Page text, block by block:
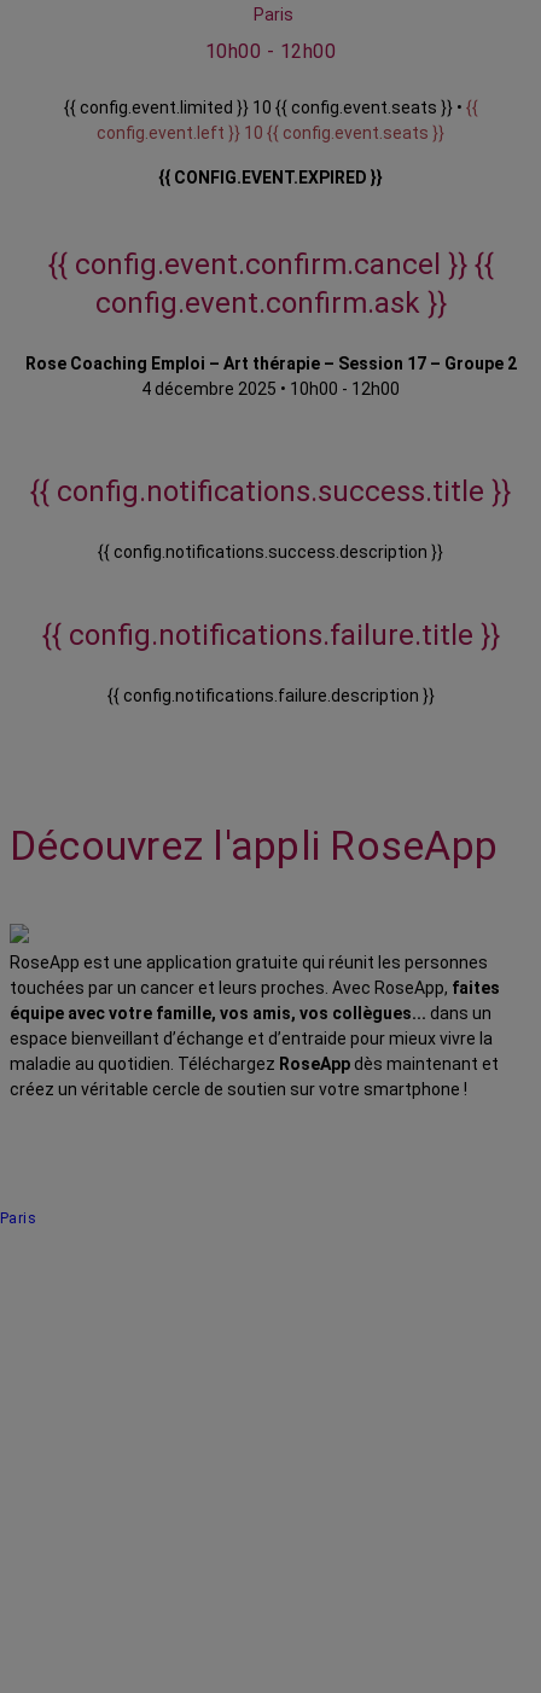
Paris
10h00 - 12h00
{{ config.event.limited }} 10 {{ config.event.seats }} • {{
config.event.left }} 10 {{ config.event.seats }}
{{ CONFIG.EVENT.EXPIRED }}
{{ config.event.confirm.cancel }} {{
config.event.confirm.ask }}
Rose Coaching Emploi – Art thérapie – Session 17 – Groupe 2
4 décembre 2025 • 10h00 - 12h00
{{ config.notifications.success.title }}
{{ config.notifications.success.description }}
{{ config.notifications.failure.title }}
{{ config.notifications.failure.description }}
Découvrez l'appli RoseApp
RoseApp est une application gratuite qui réunit les personnes
touchées par un cancer et leurs proches. Avec RoseApp, faites
équipe avec votre famille, vos amis, vos collègues... dans un
espace bienveillant d’échange et d’entraide pour mieux vivre la
maladie au quotidien. Téléchargez RoseApp dès maintenant et
créez un véritable cercle de soutien sur votre smartphone !
Paris